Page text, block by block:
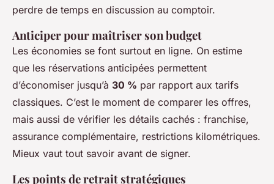
perdre de temps en discussion au comptoir.
Anticiper pour maîtriser son budget
Les économies se font surtout en ligne. On estime
que les réservations anticipées permettent
d’économiser jusqu’à 30 % par rapport aux tarifs
classiques. C’est le moment de comparer les offres,
mais aussi de vérifier les détails cachés : franchise,
assurance complémentaire, restrictions kilométriques.
Mieux vaut tout savoir avant de signer.
Les points de retrait stratégiques